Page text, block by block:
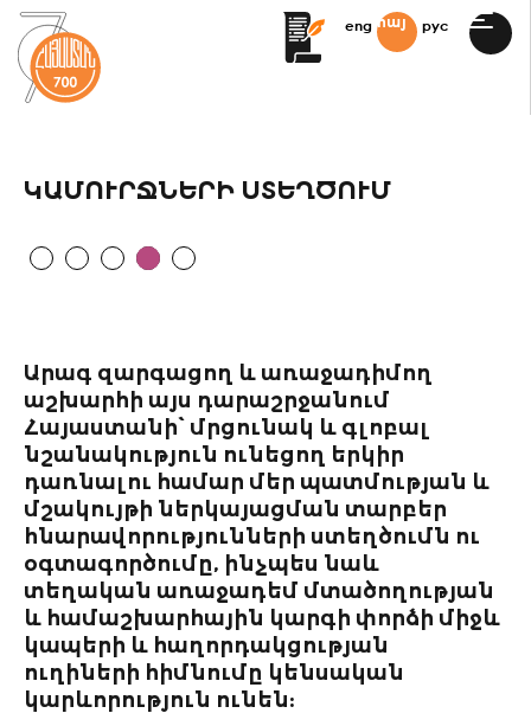
ՀԱՐԹԱԿ
ՀԱՈՒՍ
ԿՈՄԻՏԵ
IT!
ՀԱՄԱՅՆՔԱՅԻՆ
ԴՊՐՈՑ
ԵՎ
ՀԱՐԹԱԿ
«ARMENIAN
հայ
eng рус
ԿԱՄՈՒՐՋՆԵՐԻ ՍՏԵՂԾՈՒՄ
Արագ զարգացող և առաջադիմող
աշխարհի այս դարաշրջանում
Հայաստանի՝ մրցունակ և գլոբալ
նշանակություն ունեցող երկիր
դառնալու համար մեր պատմության և
մշակույթի ներկայացման տարբեր
հնարավորությունների ստեղծումն ու
օգտագործումը, ինչպես նաև
տեղական առաջադեմ մտածողության
և համաշխարհային կարգի փորձի միջև
կապերի և հաղորդակցության
ուղիների հիմնումը կենսական
կարևորություն ունեն: